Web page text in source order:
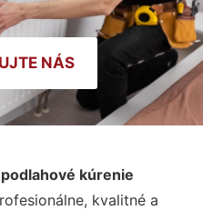
NÁS
kúrenie
kvalitné a